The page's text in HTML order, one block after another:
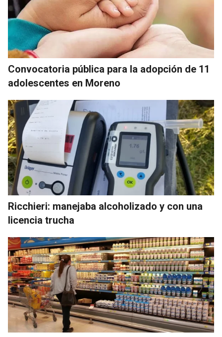
Convocatoria pública para la adopción de 11
adolescentes en Moreno
Ricchieri: manejaba alcoholizado y con una
licencia trucha